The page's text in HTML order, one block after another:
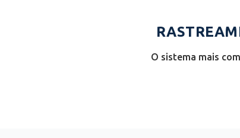
O sistema mais